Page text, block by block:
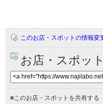
このお店・スポットの情報
お店・スポッ
■ このお店・スポットを共有する